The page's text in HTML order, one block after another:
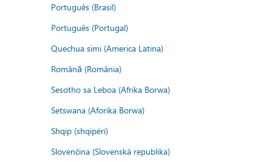
Português (Brasil)
Português (Portugal)
Quechua simi (America Latina)
Română (România)
Sesotho sa Leboa (Afrika Borwa)
Setswana (Aforika Borwa)
Shqip (shqipëri)
Slovenčina (Slovenská republika)